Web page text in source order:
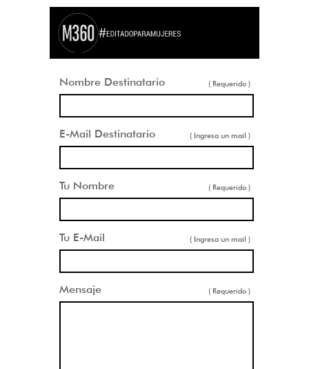
Nombre Destinatario ( Requerido )
E-Mail Destinatario ( Ingresa un mail )
Tu Nombre ( Requerido )
Tu E-Mail ( Ingresa un mail )
Mensaje ( Requerido )